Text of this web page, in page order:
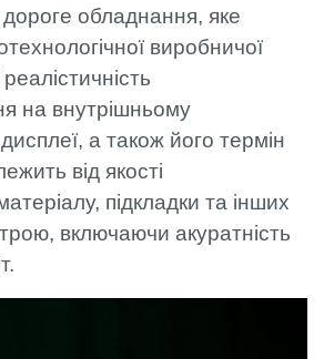
обладнання, яке
виробничої
реалістичність
на внутрішньому
а також його термін
від якості
підкладки та інших
включаючи акуратність